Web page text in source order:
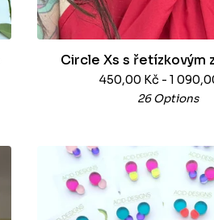
Circle Xs s řetízkovým
450,00 Kč - 1
26 Options